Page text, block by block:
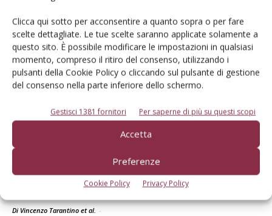
Clicca qui sotto per acconsentire a quanto sopra o per fare
scelte dettagliate. Le tue scelte saranno applicate solamente a
questo sito. È possibile modificare le impostazioni in qualsiasi
momento, compreso il ritiro del consenso, utilizzando i
pulsanti della Cookie Policy o cliccando sul pulsante di gestione
del consenso nella parte inferiore dello schermo.
Gestisci 1381 fornitori Per saperne di più su questi scopi
Accetta
Preferenze
Cookie Policy Privacy Policy
Redazione Frutticoltura
ARTICOLI ABBONATI 30 Luglio 2026
Mango, intelligenza artificiale
per monitorare la fenologia
ambiente mediterraneo. L’obiettivo è lo sviluppo e l’addestramento
di un modello per il riconoscimento, mediante immagini di campo,
delle principali fasi fenologiche di diverse cultivar di mango
confrontabile tra fasi fenologiche, utile a seguirne la risposta
fenologica al microclima delle zone costiere siciliane e ai regimi
Di Vincenzo Tarantino et al. -